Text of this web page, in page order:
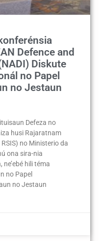
Defence and
Diskute
no Papel
no Jestaun
Defeza no
husi Rajaratnam
no Ministerio da
ona sira-nia
hili téma
no Papel
no Jestaun